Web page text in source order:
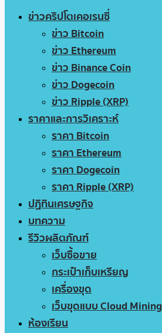
ข่าวคริปโตเคอเรนซี่
ข่าว Bitcoin
ข่าว Ethereum
ข่าว Binance Coin
ข่าว Dogecoin
ข่าว Ripple (XRP)
ราคาและการวิเคราะห์
ราคา Bitcoin
ราคา Ethereum
ราคา Dogecoin
ราคา Ripple (XRP)
ปฏิทินเศรษฐกิจ
บทความ
รีวิวผลิตภัณฑ์
เว็บซื้อขาย
กระเป๋าเก็บเหรียญ
เครื่องขุด
เว็บขุดแบบ Cloud Mining
ห้องเรียน